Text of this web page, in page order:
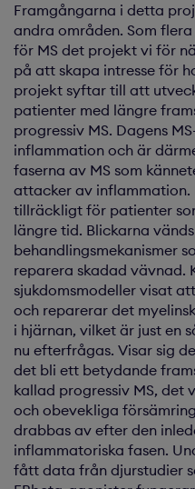
Framgångarna i detta
andra områden. Som
för MS det projekt vi för
på att skapa intresse för
projekt syftar till att
patienter med längre
progressiv MS. Dagens
inflammation och är
faserna av MS som
attacker av
tillräckligt för patienter
längre tid. Blickarna
behandlingsmekanismer
reparera skadad vävnad.
sjukdomsmodeller visat
och repare­rar det
i hjärnan, vilket är just en
nu efterfrågas. Visar sig
det bli ett betydande
kallad progressiv MS, det
och obevekliga
drabbas av efter den
inflammatoriska fasen.
fått data från djurstudier